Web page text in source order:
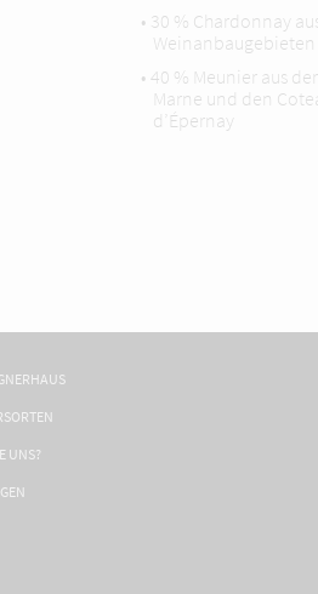
• 30 % Chardonnay
• 40 % Meunier aus
Marne und den
d’Épernay
UNS?